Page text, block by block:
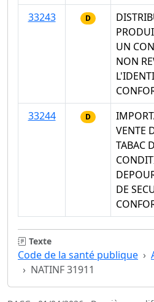
33243
D
UN
NON
33244
D
VENTE
TABAC
DE
Texte
Code de la santé publique
NATINF 31911